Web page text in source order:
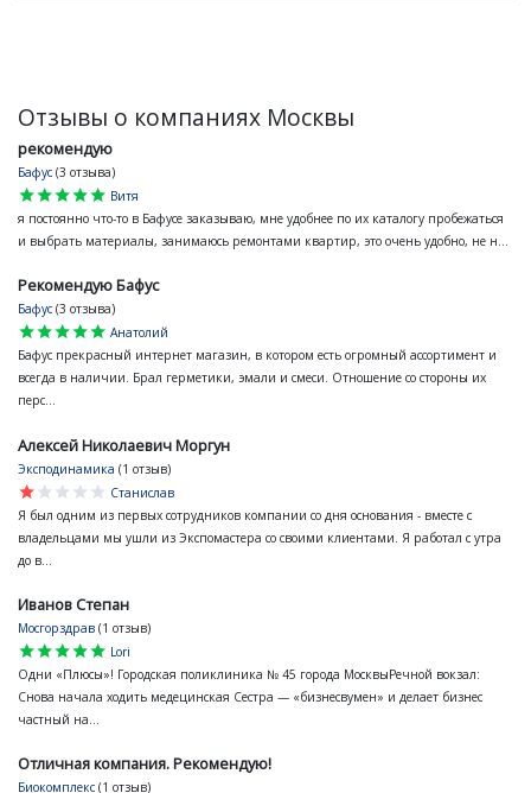
Отзывы о компаниях Москвы
рекомендую
Бафус (3 отзыва)
star
star
star
star
star
Витя
я постоянно что-то в Бафусе заказываю, мне удобнее по их каталогу пробежаться
и выбрать материалы, занимаюсь ремонтами квартир, это очень удобно, не н...
Рекомендую Бафус
Бафус (3 отзыва)
star
star
star
star
star
Анатолий
Бафус прекрасный интернет магазин, в котором есть огромный ассортимент и
всегда в наличии. Брал герметики, эмали и смеси. Отношение со стороны их
перс...
Алексей Николаевич Моргун
Эксподинамика (1 отзыв)
star
star
star
star
star
Станислав
Я был одним из первых сотрудников компании со дня основания - вместе с
владельцами мы ушли из Экспомастера со своими клиентами. Я работал с утра
до в...
Иванов Степан
Мосгорздрав (1 отзыв)
star
star
star
star
star
Lori
Одни «Плюсы»! Городская поликлиника № 45 города МосквыРечной вокзал:
Снова начала ходить медецинская Сестра — «бизнесвумен» и делает бизнес
частный на...
Отличная компания. Рекомендую!
Биокомплекс (1 отзыв)